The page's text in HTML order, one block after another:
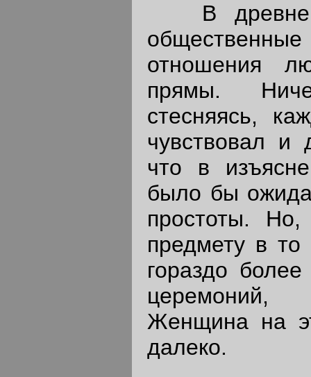
В древнем
отношения
прямы.
стесняясь,
чувствовал и
что в
было бы
простоты.
предмету в то
гораздо
Женщина на
далеко.